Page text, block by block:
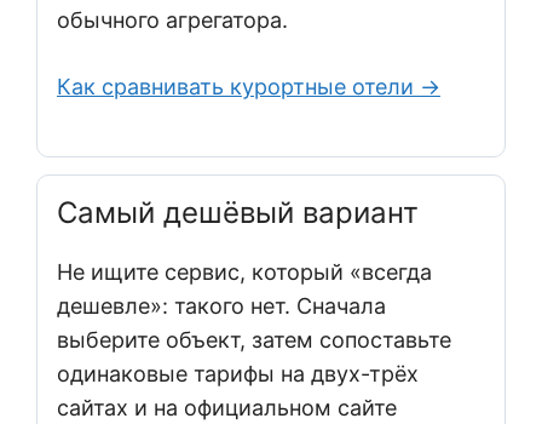
обычного агрегатора.
Как сравнивать курортные отели →
Самый дешёвый вариант
Не ищите сервис, который «всегда
дешевле»: такого нет. Сначала
выберите объект, затем сопоставьте
одинаковые тарифы на двух-трёх
сайтах и на официальном сайте